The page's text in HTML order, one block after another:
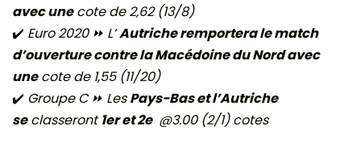
avec unecote de 2,62 (13/8)
✔️ Euro 2020 ⏩ L’Autriche remportera le match
d’ouverture contre la Macédoine du Nord avec
unecote de 1,55 (11/20)
✔️ Groupe C ⏩ LesPays-Bas et l’Autriche
seclasseront1er et 2e@3.00 (2/1) cotes